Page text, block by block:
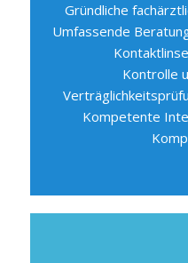
Gründliche
Umfassende
Kontrolle
Kompetente